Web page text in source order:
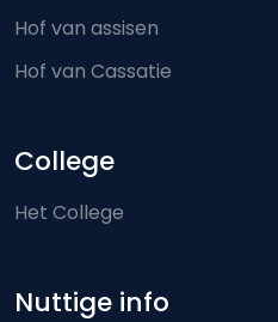
Hof van assisen
Hof van Cassatie
College
Het College
Nuttige info